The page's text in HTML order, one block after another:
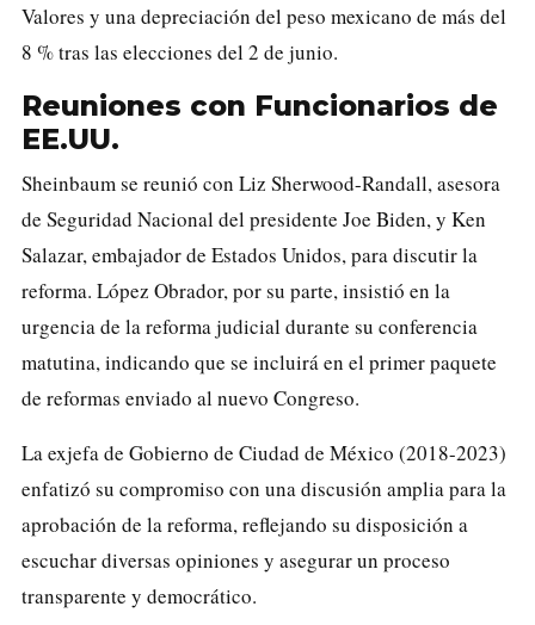
Valores y una depreciación del peso mexicano de más del
8 % tras las elecciones del 2 de junio.
Reuniones con Funcionarios de
EE.UU.
Sheinbaum se reunió con Liz Sherwood-Randall, asesora
de Seguridad Nacional del presidente Joe Biden, y Ken
Salazar, embajador de Estados Unidos, para discutir la
reforma. López Obrador, por su parte, insistió en la
urgencia de la reforma judicial durante su conferencia
matutina, indicando que se incluirá en el primer paquete
de reformas enviado al nuevo Congreso.
La exjefa de Gobierno de Ciudad de México (2018-2023)
enfatizó su compromiso con una discusión amplia para la
aprobación de la reforma, reflejando su disposición a
escuchar diversas opiniones y asegurar un proceso
transparente y democrático.